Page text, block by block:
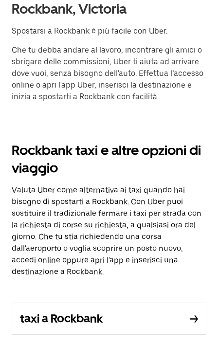
Rockbank, Victoria
Spostarsi a Rockbank è più facile con Uber.
Che tu debba andare al lavoro, incontrare gli amici o
sbrigare delle commissioni, Uber ti aiuta ad arrivare
dove vuoi, senza bisogno dell'auto. Effettua l’accesso
online o apri l'app Uber, inserisci la destinazione e
inizia a spostarti a Rockbank con facilità.
Rockbank taxi e altre opzioni di
viaggio
Valuta Uber come alternativa ai taxi quando hai
bisogno di spostarti a Rockbank. Con Uber puoi
sostituire il tradizionale fermare i taxi per strada con
la richiesta di corse su richiesta, a qualsiasi ora del
giorno. Che tu stia richiedendo una corsa
dall'aeroporto o voglia scoprire un posto nuovo,
accedi online oppure apri l'app e inserisci una
destinazione a Rockbank.
taxi a Rockbank